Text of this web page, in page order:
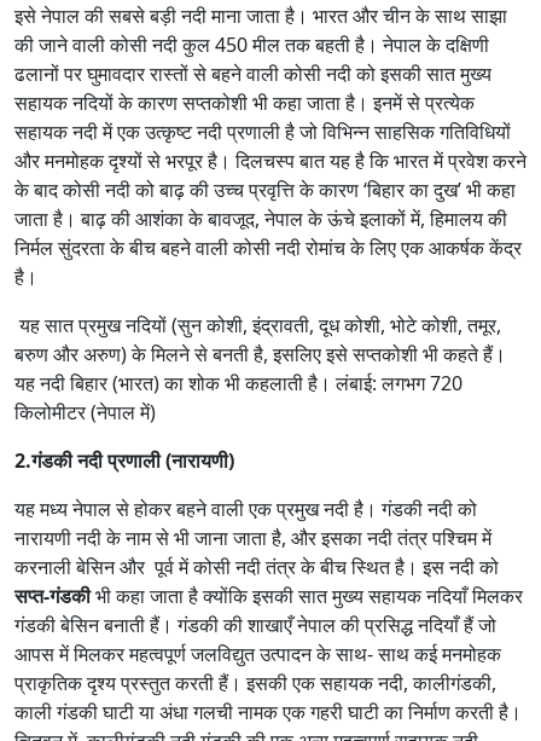
इसे नेपाल की सबसे बड़ी नदी माना जाता है। भारत और चीन के साथ साझा
की जाने वाली कोसी नदी कुल 450 मील तक बहती है। नेपाल के दक्षिणी
ढलानों पर घुमावदार रास्तों से बहने वाली कोसी नदी को इसकी सात मुख्य
सहायक नदियों के कारण सप्तकोशी भी कहा जाता है। इनमें से प्रत्येक
सहायक नदी में एक उत्कृष्ट नदी प्रणाली है जो विभिन्न साहसिक गतिविधियों
और मनमोहक दृश्यों से भरपूर है। दिलचस्प बात यह है कि भारत में प्रवेश करने
के बाद कोसी नदी को बाढ़ की उच्च प्रवृत्ति के कारण ‘बिहार का दुख’ भी कहा
जाता है। बाढ़ की आशंका के बावजूद, नेपाल के ऊंचे इलाकों में, हिमालय की
निर्मल सुंदरता के बीच बहने वाली कोसी नदी रोमांच के लिए एक आकर्षक केंद्र
है।
यह सात प्रमुख नदियों (सुन कोशी, इंद्रावती, दूध कोशी, भोटे कोशी, तमूर,
बरुण और अरुण) के मिलने से बनती है, इसलिए इसे सप्तकोशी भी कहते हैं।
यह नदी बिहार (भारत) का शोक भी कहलाती है। लंबाई: लगभग 720
किलोमीटर (नेपाल में)
2.गंडकी नदी प्रणाली (नारायणी)
यह मध्य नेपाल से होकर बहने वाली एक प्रमुख नदी है। गंडकी नदी को
नारायणी नदी के नाम से भी जाना जाता है, और इसका नदी तंत्र पश्चिम में
करनाली बेसिन और पूर्व में कोसी नदी तंत्र के बीच स्थित है। इस नदी को
सप्त-गंडकीभी कहा जाता है क्योंकि इसकी सात मुख्य सहायक नदियाँ मिलकर
गंडकी बेसिन बनाती हैं। गंडकी की शाखाएँ नेपाल की प्रसिद्ध नदियाँ हैं जो
आपस में मिलकर महत्वपूर्ण जलविद्युत उत्पादन के साथ- साथ कई मनमोहक
प्राकृतिक दृश्य प्रस्तुत करती हैं। इसकी एक सहायक नदी, कालीगंडकी,
काली गंडकी घाटी या अंधा गलची नामक एक गहरी घाटी का निर्माण करती है।